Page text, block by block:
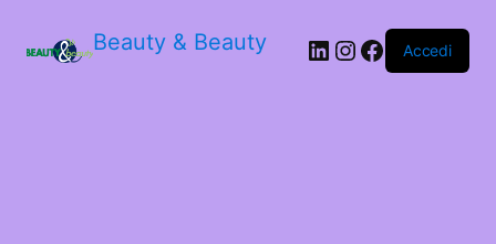
Beauty & Beauty LinkedIn
Instagram
Facebook
Accedi